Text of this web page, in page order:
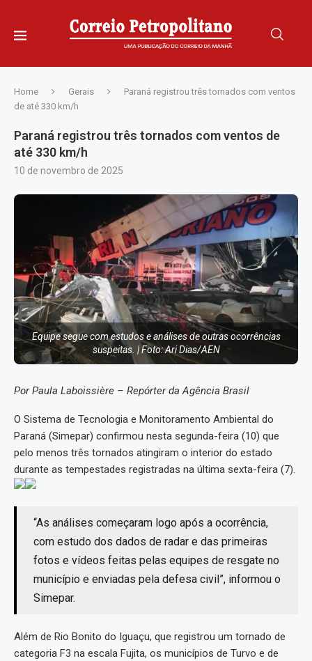
Home Gerais
Paraná registrou três tornados com ventos
de até 330 km/h
Paraná registrou três tornados com ventos de
até 330 km/h
10 de novembro de 2025
Equipe segue com estudos e análises de outras ocorrências
suspeitas. | Foto: Ari Dias/AEN
Por Paula Laboissière – Repórter da Agência Brasil
O Sistema de Tecnologia e Monitoramento Ambiental do
Paraná (Simepar) confirmou nesta segunda-feira (10) que
pelo menos três tornados atingiram o interior do estado
durante as tempestades registradas na última sexta-feira (7).
“As análises começaram logo após a ocorrência,
com estudo dos dados de radar e das primeiras
fotos e vídeos feitas pelas equipes de resgate no
município e enviadas pela defesa civil”, informou o
Simepar.
Além de Rio Bonito do Iguaçu, que registrou um tornado de
categoria F3 na escala Fujita, os municípios de Turvo e de